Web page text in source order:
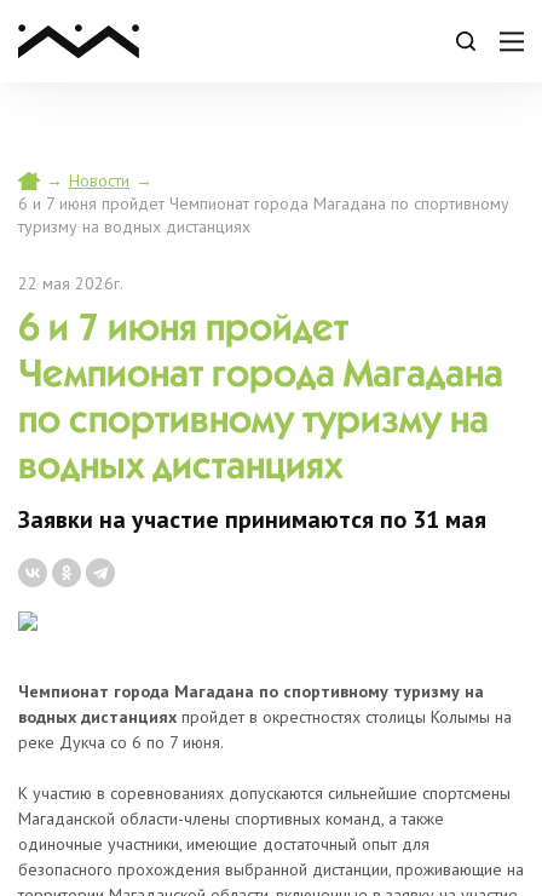
→ Новости →
6 и 7 июня пройдет Чемпионат города Магадана по спортивному
туризму на водных дистанциях
22 мая 2026г.
6 и 7 июня пройдет
Чемпионат города Магадана
по спортивному туризму на
водных дистанциях
Заявки на участие принимаются по 31 мая
Чемпионат города Магадана по спортивному туризму на
водных дистанциях пройдет в окрестностях столицы Колымы на
реке Дукча со 6 по 7 июня.
К участию в соревнованиях допускаются сильнейшие спортсмены
Магаданской области-члены спортивных команд, а также
одиночные участники, имеющие достаточный опыт для
безопасного прохождения выбранной дистанции, проживающие на